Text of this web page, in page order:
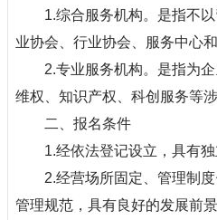
1.综合服务机构。是指不
业协会、行业协会、服务中心
2.专业服务机构。是指为
维权、知识产权、科创服务等涉
二、报名条件
1.经依法登记设立，具有独
2.经营场所固定、管理制
管理规范，具有良好的发展前